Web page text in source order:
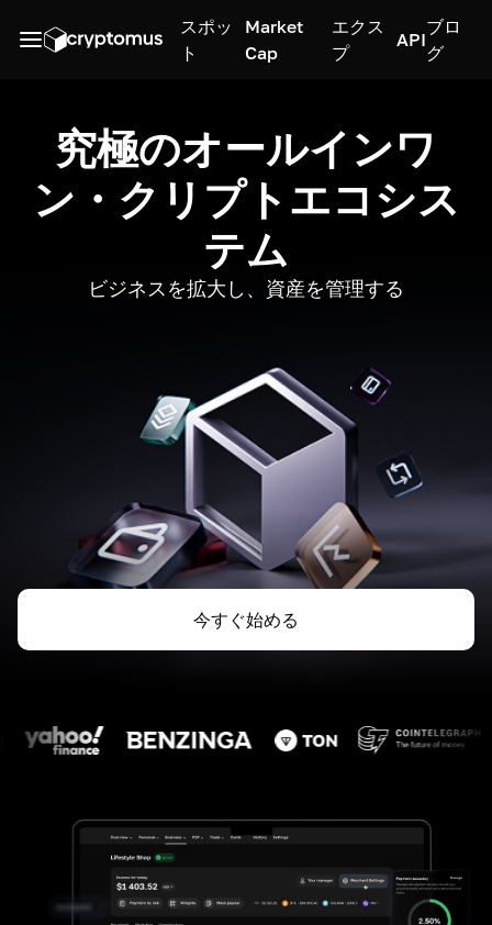
スポッ
ト
Market
Cap
エクス
プ
API
ブロ
グ
究極のオールインワ
ン・クリプトエコシス
テム
ビジネスを拡大し、資産を管理する
今すぐ始める